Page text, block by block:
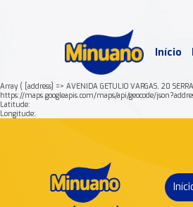
Início
Array ( [address] => AVENIDA GETULIO VARGAS, 20
https://maps.googleapis.com/maps/api/geocode/
Latitude:
Longitude: